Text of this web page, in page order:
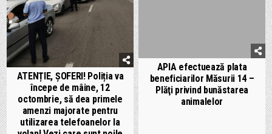
ATENȚIE, ȘOFERI! Poliția va
începe de mâine, 12
octombrie, să dea primele
amenzi majorate pentru
utilizarea telefoanelor la
APIA efectuează plata
beneficiarilor Măsurii 14 –
Plăţi privind bunăstarea
animalelor